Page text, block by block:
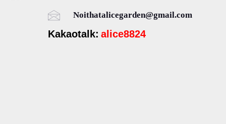
Noithatalicegarden@gmail.com
Kakaotalk: alice8824